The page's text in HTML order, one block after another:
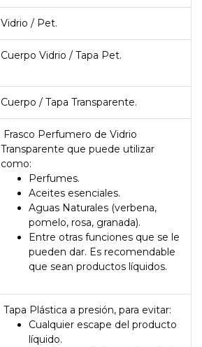
Vidrio / Pet.
Cuerpo Vidrio / Tapa Pet.
Cuerpo / Tapa Transparente.
Frasco Perfumero de Vidrio
Transparente que puede utilizar
como:
Perfumes.
Aceites esenciales.
Aguas Naturales (verbena,
pomelo, rosa, granada).
Entre otras funciones que se le
pueden dar. Es recomendable
que sean productos líquidos.
Tapa Plástica a presión, para evitar:
Cualquier escape del producto
líquido.